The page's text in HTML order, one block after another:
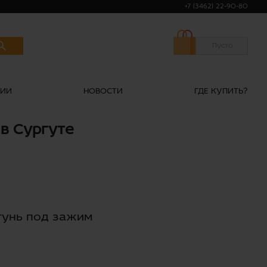
+7 (3462) 22-90-80
НОВОСТИ ГДЕ КУПИТЬ?
Сургуте
под зажим